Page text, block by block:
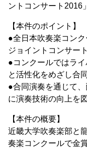
ントコンサート2016
【本件のポイント】
●全日本吹奏楽コン
ジョイントコンサー
●コンクールではラ
と活性化をめざし合
●合同演奏を通じて
に演奏技術の向上を
【本件の概要】
近畿大学吹奏楽部と
奏楽コンクールで金